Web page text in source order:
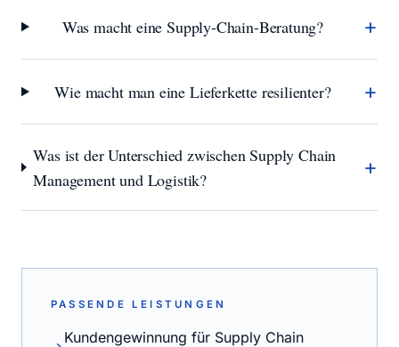
Was macht eine Supply-Chain-Beratung? +
Wie macht man eine Lieferkette resilienter? +
Was ist der Unterschied zwischen Supply Chain
Management und Logistik?
+
PASSENDE LEISTUNGEN
Kundengewinnung für Supply Chain